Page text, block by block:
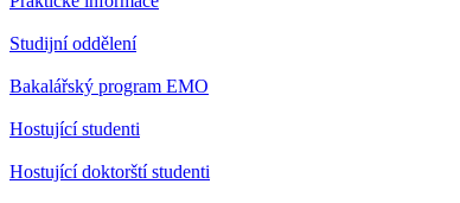
Studijní oddělení
Bakalářský program EMO
Hostující studenti
Hostující doktorští studenti